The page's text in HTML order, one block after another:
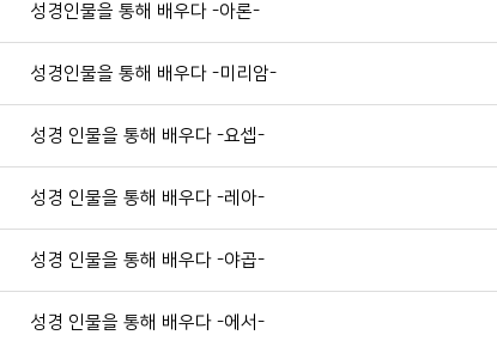
성경인물을 통해 배우다 -아론-
성경인물을 통해 배우다 -미리암-
성경 인물을 통해 배우다 -요셉-
성경 인물을 통해 배우다 -레아-
성경 인물을 통해 배우다 -야곱-
성경 인물을 통해 배우다 -에서-